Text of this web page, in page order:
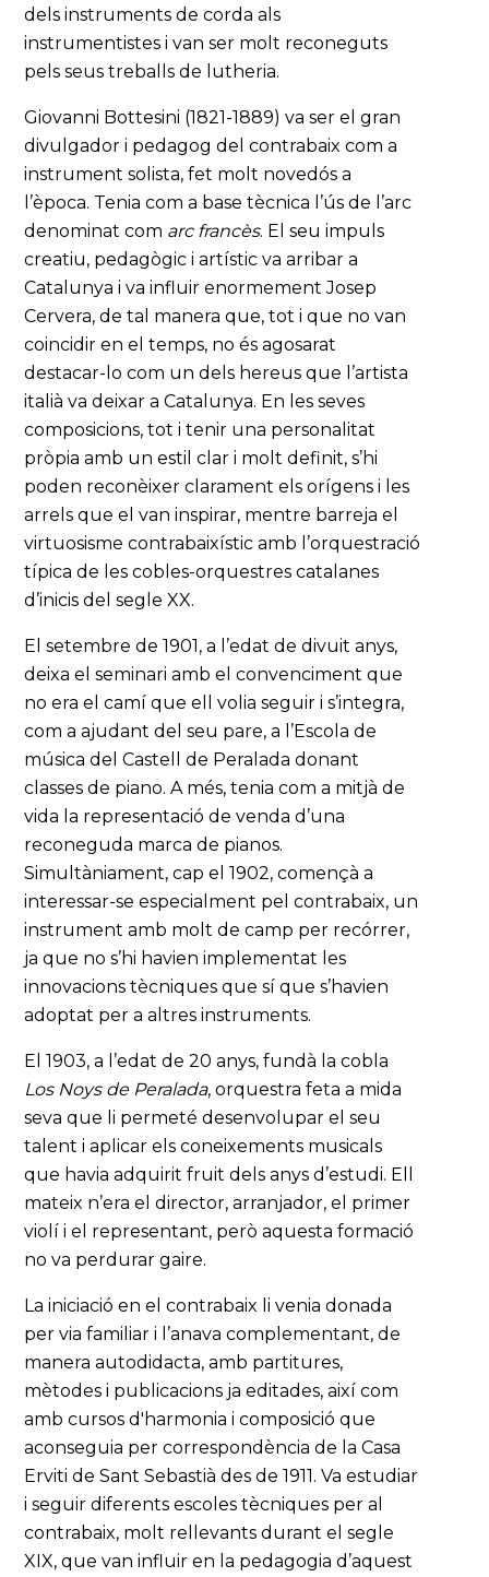
dels instruments de corda als
instrumentistes i van ser molt reconeguts
pels seus treballs de lutheria.
Giovanni Bottesini (1821-1889) va ser el gran
divulgador i pedagog del contrabaix com a
instrument solista, fet molt novedós a
l’època. Tenia com a base tècnica l’ús de l’arc
denominat com arc francès. El seu impuls
creatiu, pedagògic i artístic va arribar a
Catalunya i va influir enormement Josep
Cervera, de tal manera que, tot i que no van
coincidir en el temps, no és agosarat
destacar-lo com un dels hereus que l’artista
italià va deixar a Catalunya. En les seves
composicions, tot i tenir una personalitat
pròpia amb un estil clar i molt definit, s’hi
poden reconèixer clarament els orígens i les
arrels que el van inspirar, mentre barreja el
virtuosisme contrabaixístic amb l’orquestració
típica de les cobles-orquestres catalanes
d’inicis del segle XX.
El setembre de 1901, a l’edat de divuit anys,
deixa el seminari amb el convenciment que
no era el camí que ell volia seguir i s’integra,
com a ajudant del seu pare, a l’Escola de
música del Castell de Peralada donant
classes de piano. A més, tenia com a mitjà de
vida la representació de venda d’una
reconeguda marca de pianos.
Simultàniament, cap el 1902, començà a
interessar-se especialment pel contrabaix, un
instrument amb molt de camp per recórrer,
ja que no s’hi havien implementat les
innovacions tècniques que sí que s’havien
adoptat per a altres instruments.
El 1903, a l’edat de 20 anys, fundà la cobla
Los Noys de Peralada, orquestra feta a mida
seva que li permeté desenvolupar el seu
talent i aplicar els coneixements musicals
que havia adquirit fruit dels anys d’estudi. Ell
mateix n’era el director, arranjador, el primer
violí i el representant, però aquesta formació
no va perdurar gaire.
La iniciació en el contrabaix li venia donada
per via familiar i l’anava complementant, de
manera autodidacta, amb partitures,
mètodes i publicacions ja editades, així com
amb cursos d'harmonia i composició que
aconseguia per correspondència de la Casa
Erviti de Sant Sebastià des de 1911. Va estudiar
i seguir diferents escoles tècniques per al
contrabaix, molt rellevants durant el segle
XIX, que van influir en la pedagogia d’aquest